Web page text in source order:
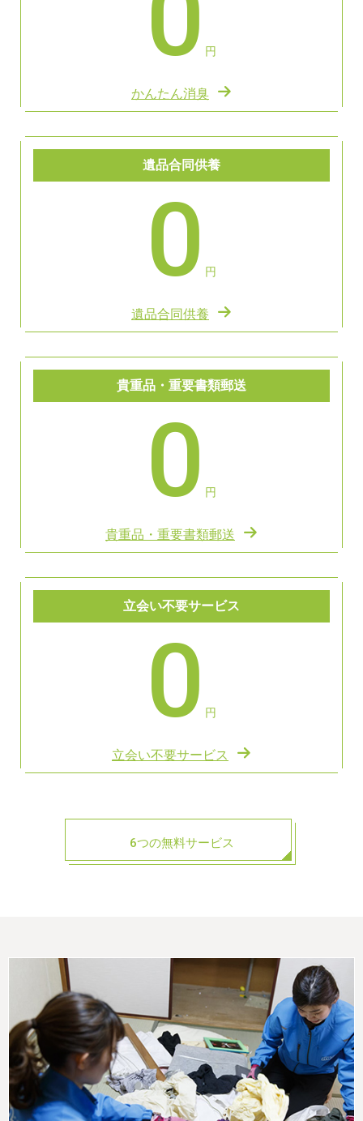
円
かんたん消臭
遺品合同供養
0 円
遺品合同供養
貴重品・重要書類郵送
0 円
貴重品・重要書類郵送
立会い不要サービス
0 円
立会い不要サービス
6つの無料サービス
最安値価格「保証」を利用する